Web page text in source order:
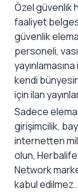
Özel güvenlik
faaliyet
güvenlik
personeli,
kendi
için ilan
Sadece
girişimcilik,
internetten
olun,
Network
kabul edilmez.